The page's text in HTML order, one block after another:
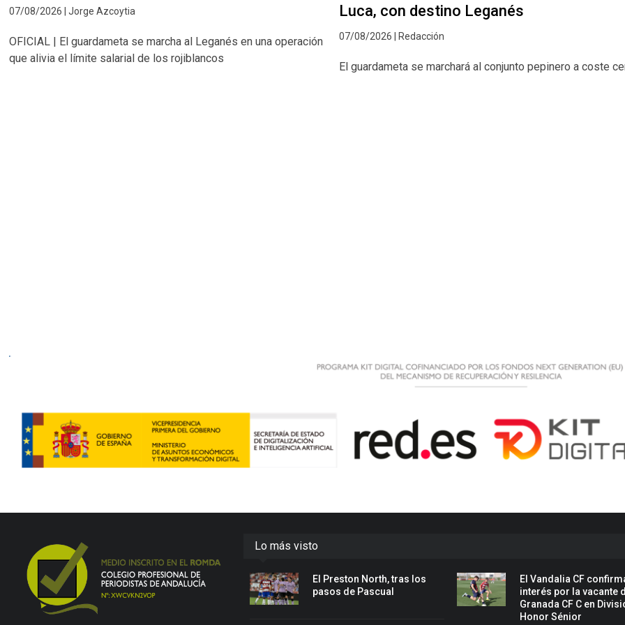
07/08/2026 | Jorge Azcoytia
OFICIAL | El guardameta se marcha al Leganés en una operación
que alivia el límite salarial de los rojiblancos
Luca, con destino Leganés
07/08/2026 | Redacción
El guardameta se marchará al conjunto pepinero a coste
Lo más visto
El Preston North, tras los
pasos de Pascual
El Vandalia CF
interés por la vacante
Granada CF C en
Honor Sénior